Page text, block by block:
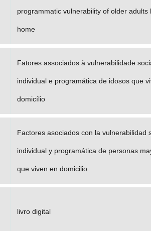
programmatic vulnerability of older adults
home
Fatores associados à vulnerabilidade
individual e programática de idosos que
domicílio
Factores asociados con la vulnerabilidad
individual y programática de personas
que viven en domicilio
livro digital